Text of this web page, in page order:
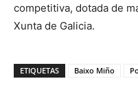
competitiva, dotada de
Xunta de Galicia.
ETIQUETAS Baixo Miño